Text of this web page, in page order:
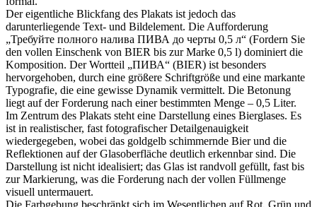
Der eigentliche Blickfang des Plakats ist jedoch das
darunterliegende Text- und Bildelement. Die Aufforderung
„Требуйте полного налива ПИВА до черты 0,5 л“ (Fordern Sie
den vollen Einschenk von BIER bis zur Marke 0,5 l) dominiert die
Komposition. Der Wortteil „ПИВА“ (BIER) ist besonders
hervorgehoben, durch eine größere Schriftgröße und eine markante
Typografie, die eine gewisse Dynamik vermittelt. Die Betonung
liegt auf der Forderung nach einer bestimmten Menge – 0,5 Liter.
Im Zentrum des Plakats steht eine Darstellung eines Bierglases. Es
ist in realistischer, fast fotografischer Detailgenauigkeit
wiedergegeben, wobei das goldgelb schimmernde Bier und die
Reflektionen auf der Glasoberfläche deutlich erkennbar sind. Die
Darstellung ist nicht idealisiert; das Glas ist randvoll gefüllt, fast bis
zur Markierung, was die Forderung nach der vollen Füllmenge
visuell untermauert.
Die Farbgebung beschränkt sich im Wesentlichen auf Rot, Grün und